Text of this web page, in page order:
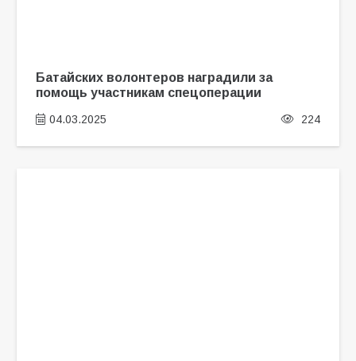
Батайских волонтеров наградили за
помощь участникам спецоперации
04.03.2025 224